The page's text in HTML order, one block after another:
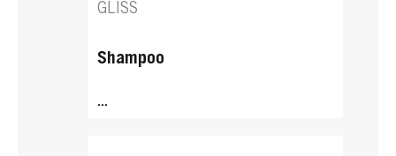
GLISS
Shampoo
...